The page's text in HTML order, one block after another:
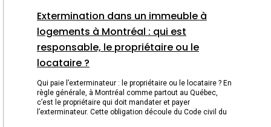
Extermination dans un immeuble à
logements à Montréal : qui est
responsable, le propriétaire ou le
locataire ?
Qui paie l’exterminateur : le propriétaire ou le locataire ? En
règle générale, à Montréal comme partout au Québec,
c’est le propriétaire qui doit mandater et payer
l’exterminateur. Cette obligation découle du Code civil du